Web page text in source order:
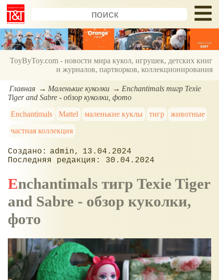
ToyByToy.com - новости мира кукол, игрушек, детских книг
и журналов, партворков, коллекционирования
Главная Маленькие куколки
Enchantimals тигр Texie
Tiger and Sabre - обзор куколки, фото
Enchantimals
Mattel маленькие куклы тигр
животные
частная коллекция
admin
13.04.2024
30.04.2024
Enchantimals тигр Texie Tiger
and Sabre - обзор куколки,
фото